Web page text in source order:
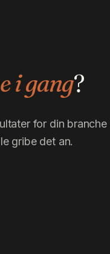
i gang?
for din branche
gribe det an.